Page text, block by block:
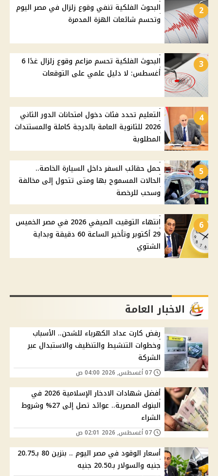
2
البحوث الفلكية تنفي وقوع زلزال في مصر اليوم
وتحسم شائعات الهزة المدمرة
3
البحوث الفلكية تحسم مزاعم وقوع زلزال غدًا 6
أغسطس: لا دليل علمي على التوقعات
4
التعليم تحدد فئات دخول امتحانات الدور الثاني
2026 للثانوية العامة بالدرجة كاملة والمستندات
المطلوبة
5
حمل حقائب السفر داخل السيارة الخاصة..
الحالات المسموح بها ومتى تتحول إلى مخالفة
وسحب للرخصة
6
انتهاء التوقيت الصيفي 2026 في مصر الخميس
29 أكتوبر وتأخير الساعة 60 دقيقة وبداية
الشتوي
الاخبار العامة
رفض كارت عداد الكهرباء للشحن.. الأسباب
وخطوات التنشيط والتنظيف والاستبدال عبر
الشركة
أفضل شهادات الادخار الإسلامية 2026 في
البنوك المصرية.. عوائد تصل إلى 27% وشروط
الشراء
أسعار الوقود في مصر اليوم .. بنزين 80 بـ20.75
جنيه والسولار بـ20.50 جنيه